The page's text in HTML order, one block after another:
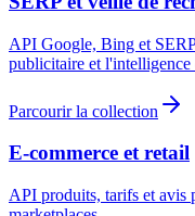
API Google, Bing et
publicitaire et l'intelligence
Parcourir la collection
E-commerce et retail
API produits, tarifs et avis